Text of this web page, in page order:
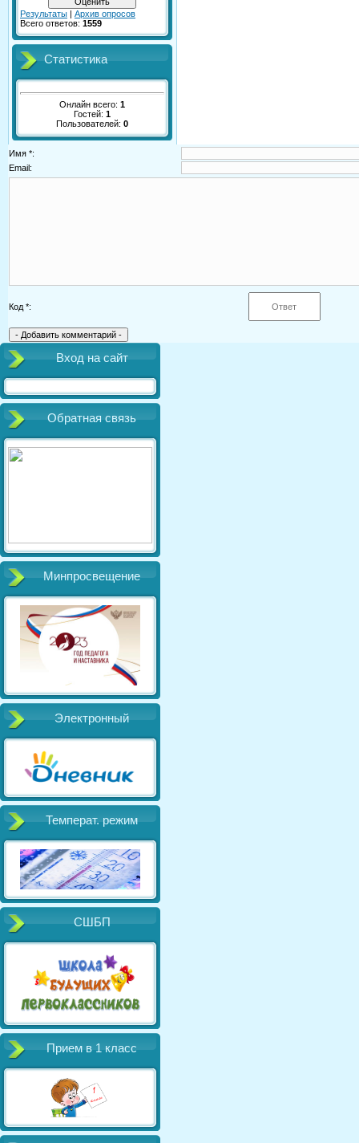
Результаты | Архив опросов
Всего ответов: 1559
Статистика
Онлайн всего: 1
Гостей: 1
Пользователей: 0
Имя *:
Email:
Код *:
Вход на сайт
Обратная связь
Минпросвещение
Электронный
Температ. режим
СШБП
Прием в 1 класс